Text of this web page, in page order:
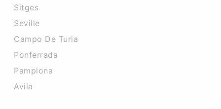
Sitges
Seville
Campo De Turia
Ponferrada
Pamplona
Avila